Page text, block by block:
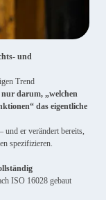
und
Trend
darum, „welchen
das eigentliche
und er verändert bereits,
spezifizieren.
ISO 16028 gebaut